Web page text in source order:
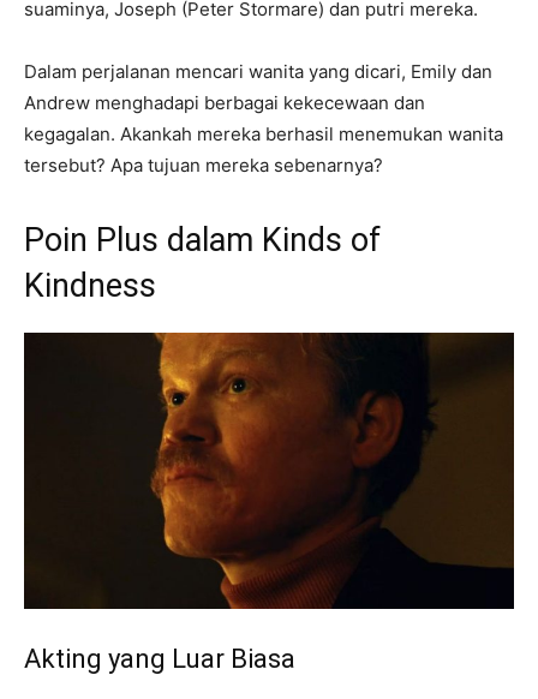
suaminya, Joseph (Peter Stormare) dan putri mereka.
Dalam perjalanan mencari wanita yang dicari, Emily dan
Andrew menghadapi berbagai kekecewaan dan
kegagalan. Akankah mereka berhasil menemukan wanita
tersebut? Apa tujuan mereka sebenarnya?
Poin Plus dalam Kinds of
Kindness
Akting yang Luar Biasa